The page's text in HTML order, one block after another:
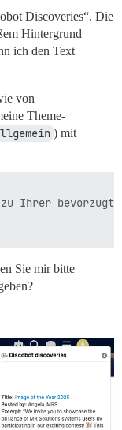
Discoveries“. Die
Hintergrund
ich den Text
von
Theme-
) mit
Ihrer
Sie mir bitte